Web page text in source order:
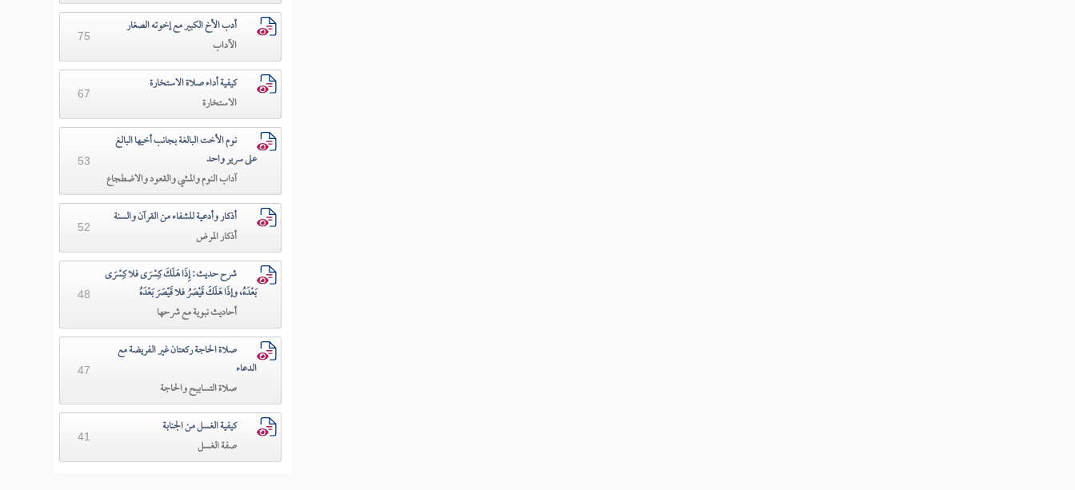
أدب الأخ الكبير مع إخوته الصغار
الآداب
75
كيفية أداء صلاة الاستخارة
الاستخارة
67
نوم الأخت البالغة بجانب أخيها البالغ
على سرير واحد
آداب النوم والمشي والقعود والاضطجاع
53
أذكار وأدعية للشفاء من القرآن والسنة
أذكار المرض
52
شرح حديث: إِذَا هَلَكَ كِسْرَى فلا كِسْرَى
بَعْدَهُ، وإذَا هَلَكَ قَيْصَرُ فلا قَيْصَرَ بَعْدَهُ
أحاديث نبوية مع شرحها
48
صلاة الحاجة ركعتان غير الفريضة مع
الدعاء
صلاة التسابيح والحاجة
47
كيفية الغسل من الجنابة
صفة الغسل
41